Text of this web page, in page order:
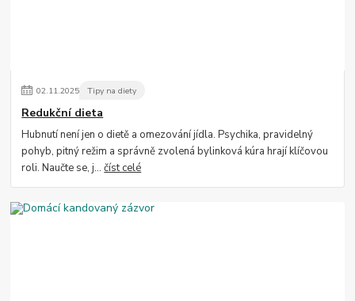
02.11.2025 Tipy na diety
Redukční dieta
Hubnutí není jen o dietě a omezování jídla. Psychika, pravidelný
pohyb, pitný režim a správně zvolená bylinková kúra hrají klíčovou
roli. Naučte se, j...číst celé